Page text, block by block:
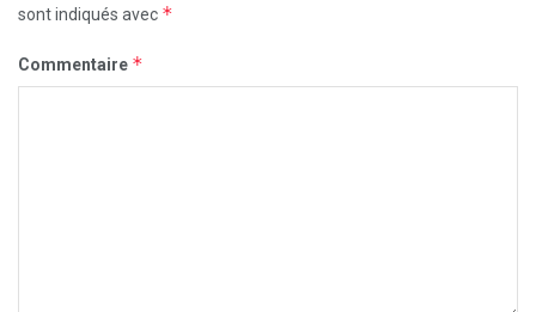
sont indiqués avec *
Commentaire *